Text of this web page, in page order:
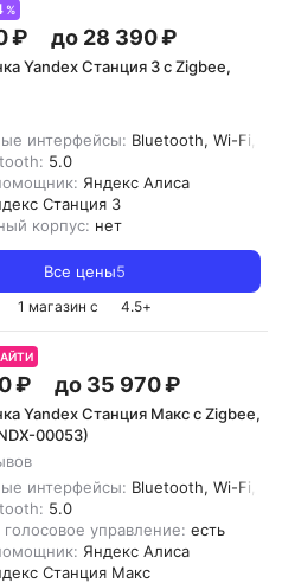
%
₽ до 28 390 ₽
Yandex Станция 3 с Zigbee,
интерфейсы: Bluetooth, Wi-Fi,
5.0
Яндекс Алиса
Станция 3
корпус: нет
Все цены5
1 магазин с 4.5+
₽ до 35 970 ₽
Yandex Станция Макс с Zigbee,
00053)
интерфейсы: Bluetooth, Wi-Fi,
5.0
управление: есть
Яндекс Алиса
Cтанция Макс